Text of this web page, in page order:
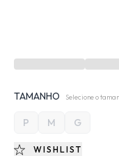
TAMANHO Selecione o
P M G
WISHLIST